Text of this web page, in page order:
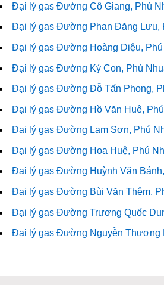
Đại lý gas Đường Cô Giang, Phú
Đại lý gas Đường Phan Đăng Lưu,
Đại lý gas Đường Hoàng Diệu, Phú
Đại lý gas Đường Ký Con, Phú
Đại lý gas Đường Đỗ Tấn Phong,
Đại lý gas Đường Hồ Văn Huê,
Đại lý gas Đường Lam Sơn, Phú
Đại lý gas Đường Hoa Huệ, Phú
Đại lý gas Đường Huỳnh Văn
Đại lý gas Đường Bùi Văn Thêm,
Đại lý gas Đường Trương Quốc
Đại lý gas Đường Nguyễn Thượng